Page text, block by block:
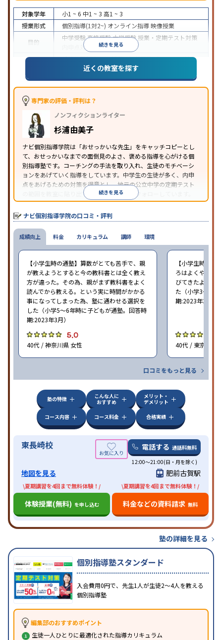
続きを見る
対象学年 小1 ~ 6 中1 ~ 3 高1 ~ 3
授業形式
個別指導(1対2~) オンライン指導映像授業
目的
中学受験高校受験大学受験 授業・定期テスト対策
内申点対策
学習習慣の定着
成績保証制度あり授業の振替可能オンライン対応
1科目から受講可能季節講習のみの受講可
※2023年3月調査。小学校高学年の個別指導塾アンケート調査方法を参
近くの教室を探す
専門家の評価・評判は？
ノンフィクションライター
杉浦由美子
ナビ個別指導学院は「おせっかいな先生」をキャッチコピーとし
て、おせっかいなまでの面倒見のよさ、褒める指導を心がける個
別指導塾です。コーチングの手法を取り入れ、生徒のモチベーシ
ョンをあげていく指導をしています。中学生の生徒が多く、内申
点をあげるための対策を得意とし、地元の公立中学の定期テスト
の範囲を教室に貼り出すなど手厚く学習をフォローしています。
オリジナルテキストを使用しており、特に英語は各教科書に合わ
せたテキストを使った「先取り学習」で理解度を深められます。
続きを見る
ナビ個別指導学院の口コミ・評判
成績向上
【小学生時の通塾】算数がとても苦手で、親
が教えようとすると今の教科書とは全く教え
方が違った。その為、親がまず教科書をよく
読んでから教える。という実に時間がかかる
事になってしまった為、塾に通わせる選択を
した（小学5〜6年時に子どもが通塾。回答時
期:2023年3月）
5.0
40代 / 神奈川県 女性
【小学生時の通
ろはよくやり方
びてきたようで
た（小学3〜6年
期:2023年3月）
40代 / 東京都 女
口コミをもっと見る
料金 カリキュラム 講師 環境
塾の特徴
こんな人に
おすすめ
メリット・
デメリット
コース内容
コース料金 合格実績
東長崎校 電話する 通話料無料
12:00～21:00(日・月を除く)
地図を見る 肥前古賀駅
\夏期講習を4回まで無料体験！/
体験授業(無料) を申し込む
\夏期講習を4回まで無料体験！/
料金などの資料請求 無料
塾の詳細を見る
個別指導塾スタンダード
入会費用0円で、先生1人が生徒2〜4人を教える
個別指導塾
編集部のおすすめポイント
生徒一人ひとりに最適化された指導カリキュラム